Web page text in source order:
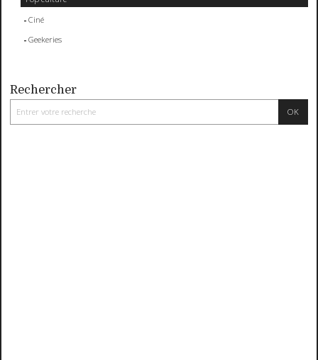
Ciné
Geekeries
Rechercher